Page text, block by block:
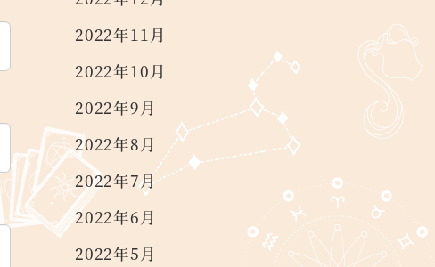
2022年11月
2022年10月
2022年9月
2022年8月
2022年7月
2022年6月
2022年5月